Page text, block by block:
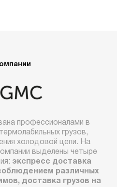
профессионалами в
грузов,
холодовой цепи. На
выделены четыре
экспресс доставка
различных
доставка грузов на